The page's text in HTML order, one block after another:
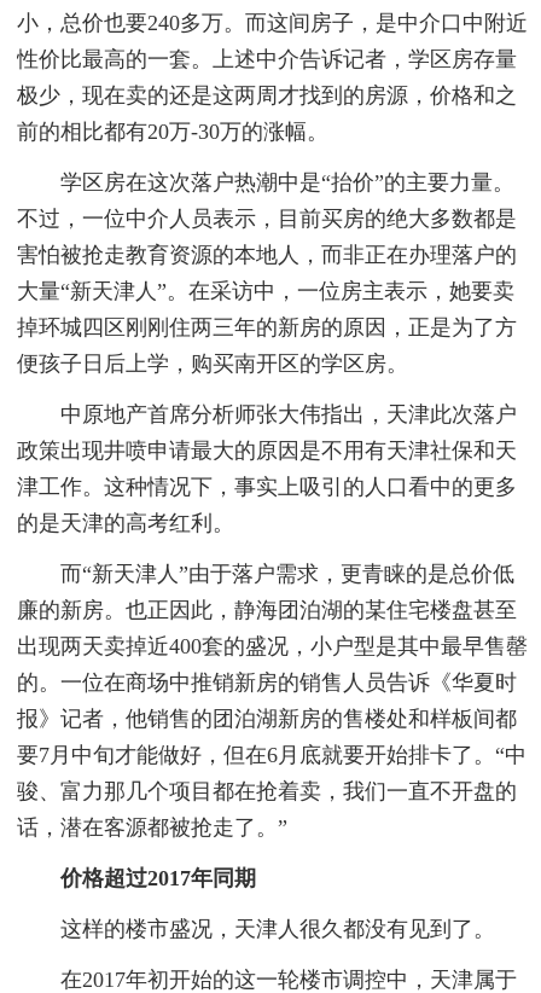
小，总价也要240多万。而这间房子，是中介口中附近
性价比最高的一套。上述中介告诉记者，学区房存量
极少，现在卖的还是这两周才找到的房源，价格和之
前的相比都有20万-30万的涨幅。
学区房在这次落户热潮中是“抬价”的主要力量。
不过，一位中介人员表示，目前买房的绝大多数都是
害怕被抢走教育资源的本地人，而非正在办理落户的
大量“新天津人”。在采访中，一位房主表示，她要卖
掉环城四区刚刚住两三年的新房的原因，正是为了方
便孩子日后上学，购买南开区的学区房。
中原地产首席分析师张大伟指出，天津此次落户
政策出现井喷申请最大的原因是不用有天津社保和天
津工作。这种情况下，事实上吸引的人口看中的更多
的是天津的高考红利。
而“新天津人”由于落户需求，更青睐的是总价低
廉的新房。也正因此，静海团泊湖的某住宅楼盘甚至
出现两天卖掉近400套的盛况，小户型是其中最早售罄
的。一位在商场中推销新房的销售人员告诉《华夏时
报》记者，他销售的团泊湖新房的售楼处和样板间都
要7月中旬才能做好，但在6月底就要开始排卡了。“中
骏、富力那几个项目都在抢着卖，我们一直不开盘的
话，潜在客源都被抢走了。”
价格超过2017年同期
这样的楼市盛况，天津人很久都没有见到了。
在2017年初开始的这一轮楼市调控中，天津属于